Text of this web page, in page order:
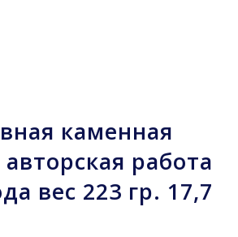
каменная
работа
вес 223 гр. 17,7